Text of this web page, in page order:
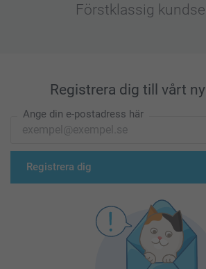
Förstklassig
Registrera dig till vårt
Ange din e-postadress här
Registrera dig